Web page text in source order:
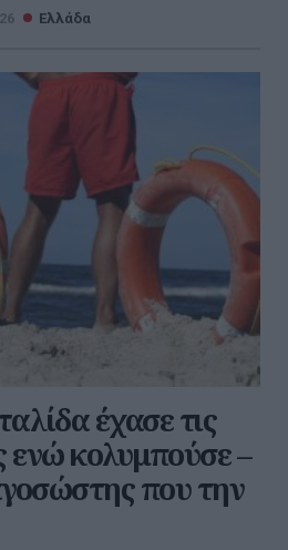
Ελλάδα
έχασε τις
ενώ κολυμπούσε –
που την